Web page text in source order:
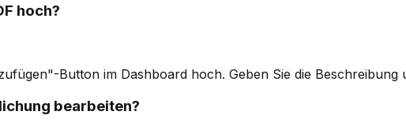
hoch?
Button im Dashboard hoch. Geben Sie die Beschreibung
bearbeiten?